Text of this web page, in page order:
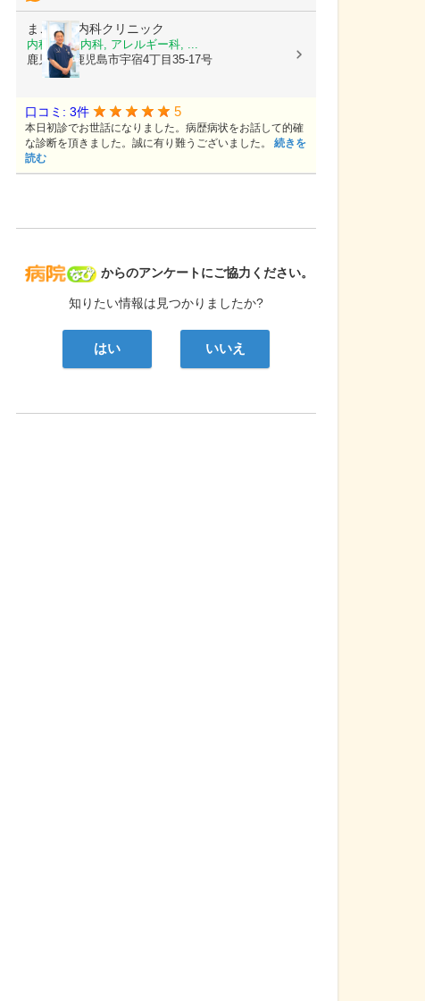
病院なび
からのアンケートにご協力ください。
知りたい情報は見つかりましたか?
はい いいえ
まごころ内科クリニック
内科, 神経内科, アレルギー科, ...
鹿児島県鹿児島市宇宿4丁目35-17号
口コミ: 3件 5
本日初診でお世話になりました。病歴病状をお話して的確
な診断を頂きました。誠に有り難うございました。 続きを
読む